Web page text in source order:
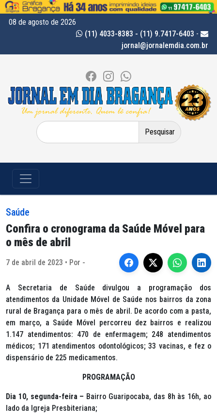
08 de agosto de 2026
(11) 4033-8383 - (11) 9.7417-6403 -
jornal@jornalemdia.com.br
Pesquisar
por:
Saúde
Confira o cronograma da Saúde Móvel para
o mês de abril
7 de abril de 2023 • Por -
A Secretaria de Saúde divulgou a programação dos
atendimentos da Unidade Móvel de Saúde nos bairros da zona
rural de Bragança para o mês de abril. De acordo com a pasta,
em março, a Saúde Móvel percorreu dez bairros e realizou
1.147 atendimentos: 470 de enfermagem; 248 atendimentos
médicos; 171 atendimentos odontológicos; 33 vacinas, e fez o
dispensário de 225 medicamentos.
PROGRAMAÇÃO
Dia 10, segunda-feira – Bairro Guaripocaba, das 8h às 16h, ao
lado da Igreja Presbiteriana;